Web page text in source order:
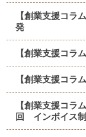
【創業支援コラ
発
【創業支援コ
【創業支援コラ
【創業支援コ
回 インボイス